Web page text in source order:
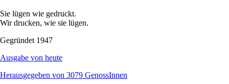
Sie lügen wie gedruckt.
Wir drucken, wie sie lügen.
Gegründet 1947
Ausgabe von heute
Herausgegeben von 3079 GenossInnen